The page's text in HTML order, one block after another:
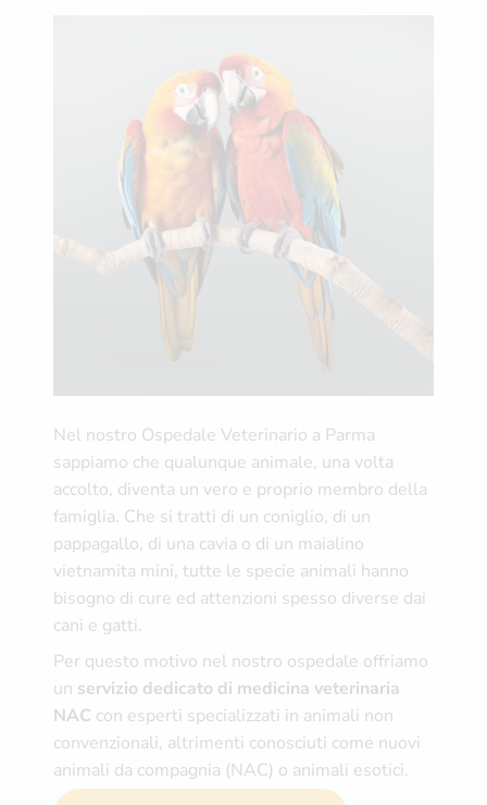
Nel nostro Ospedale Veterinario a Parma
sappiamo che qualunque animale, una volta
accolto, diventa un vero e proprio membro della
famiglia. Che si tratti di un coniglio, di un
pappagallo, di una cavia o di un maialino
vietnamita mini, tutte le specie animali hanno
bisogno di cure ed attenzioni spesso diverse dai
cani e gatti.
Per questo motivo nel nostro ospedale offriamo
un servizio dedicato di medicina veterinaria
NAC con esperti specializzati in animali non
convenzionali, altrimenti conosciuti come nuovi
animali da compagnia (NAC) o animali esotici.